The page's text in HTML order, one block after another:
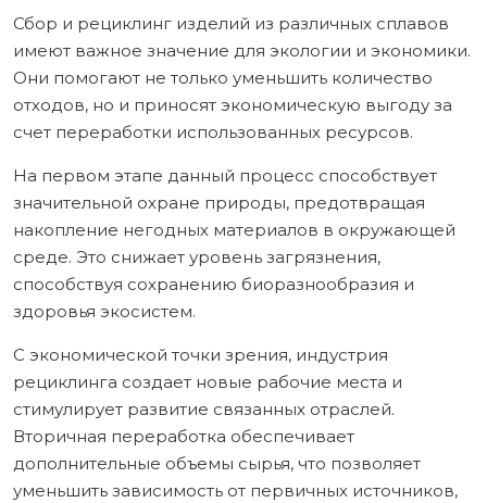
Сбор и рециклинг изделий из различных сплавов
имеют важное значение для экологии и экономики.
Они помогают не только уменьшить количество
отходов, но и приносят экономическую выгоду за
счет переработки использованных ресурсов.
На первом этапе данный процесс способствует
значительной охране природы, предотвращая
накопление негодных материалов в окружающей
среде. Это снижает уровень загрязнения,
способствуя сохранению биоразнообразия и
здоровья экосистем.
С экономической точки зрения, индустрия
рециклинга создает новые рабочие места и
стимулирует развитие связанных отраслей.
Вторичная переработка обеспечивает
дополнительные объемы сырья, что позволяет
уменьшить зависимость от первичных источников,